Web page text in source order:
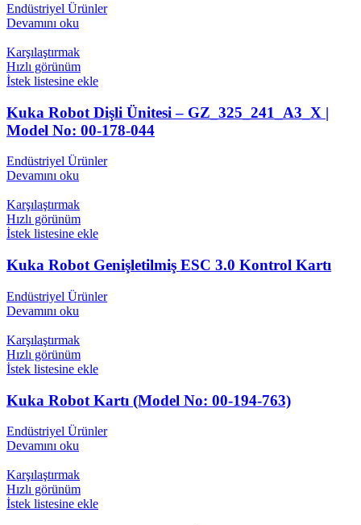
Endüstriyel Ürünler
Devamını oku
Karşılaştırmak
Hızlı görünüm
İstek listesine ekle
Kuka Robot Dişli Ünitesi – GZ_325_241_A3_X |
Model No: 00-178-044
Endüstriyel Ürünler
Devamını oku
Karşılaştırmak
Hızlı görünüm
İstek listesine ekle
Kuka Robot Genişletilmiş ESC 3.0 Kontrol Kartı
Endüstriyel Ürünler
Devamını oku
Karşılaştırmak
Hızlı görünüm
İstek listesine ekle
Kuka Robot Kartı (Model No: 00-194-763)
Endüstriyel Ürünler
Devamını oku
Karşılaştırmak
Hızlı görünüm
İstek listesine ekle